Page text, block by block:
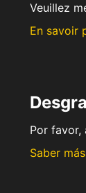
Veuillez
En savoir
Por favor,
Saber más